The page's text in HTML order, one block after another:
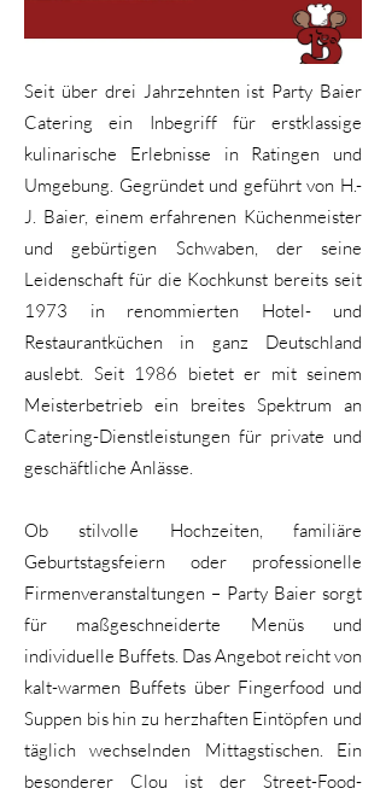
Seit über drei Jahrzehnten ist Party Baier
Catering ein Inbegriff für erstklassige
kulinarische Erlebnisse in Ratingen und
Umgebung. Gegründet und geführt von H.-
J. Baier, einem erfahrenen Küchenmeister
und gebürtigen Schwaben, der seine
Leidenschaft für die Kochkunst bereits seit
1973 in renommierten Hotel- und
Restaurantküchen in ganz Deutschland
auslebt. Seit 1986 bietet er mit seinem
Meisterbetrieb ein breites Spektrum an
Catering-Dienstleistungen für private und
geschäftliche Anlässe.
Ob stilvolle Hochzeiten, familiäre
Geburtstagsfeiern oder professionelle
Firmenveranstaltungen – Party Baier sorgt
für maßgeschneiderte Menüs und
individuelle Buffets. Das Angebot reicht von
kalt-warmen Buffets über Fingerfood und
Suppen bis hin zu herzhaften Eintöpfen und
täglich wechselnden Mittagstischen. Ein
besonderer Clou ist der Street-Food-